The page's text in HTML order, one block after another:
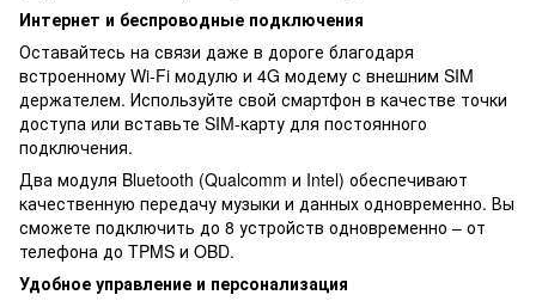
Интернет и беспроводные подключения
Оставайтесь на связи даже в дороге благодаря
встроенному Wi-Fi модулю и 4G модему с внешним SIM
держателем. Используйте свой смартфон в качестве точки
доступа или вставьте SIM-карту для постоянного
подключения.
Два модуля Bluetooth (Qualcomm и Intel) обеспечивают
качественную передачу музыки и данных одновременно. Вы
сможете подключить до 8 устройств одновременно – от
телефона до TPMS и OBD.
Удобное управление и персонализация